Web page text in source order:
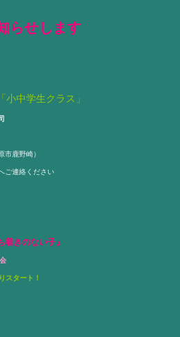
らせします
中学生クラス」
市鹿野崎）
ご連絡ください
着きのない子』
スタート！